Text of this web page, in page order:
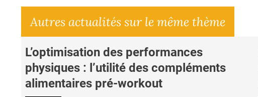
Autres actualités sur le même thème
L’optimisation des performances
physiques : l’utilité des compléments
alimentaires pré-workout